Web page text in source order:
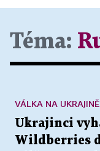
Téma:
Ukrajinci
Wildberries
VÁLKA NA UKRAJINĚ